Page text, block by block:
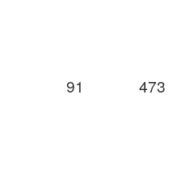
91 473